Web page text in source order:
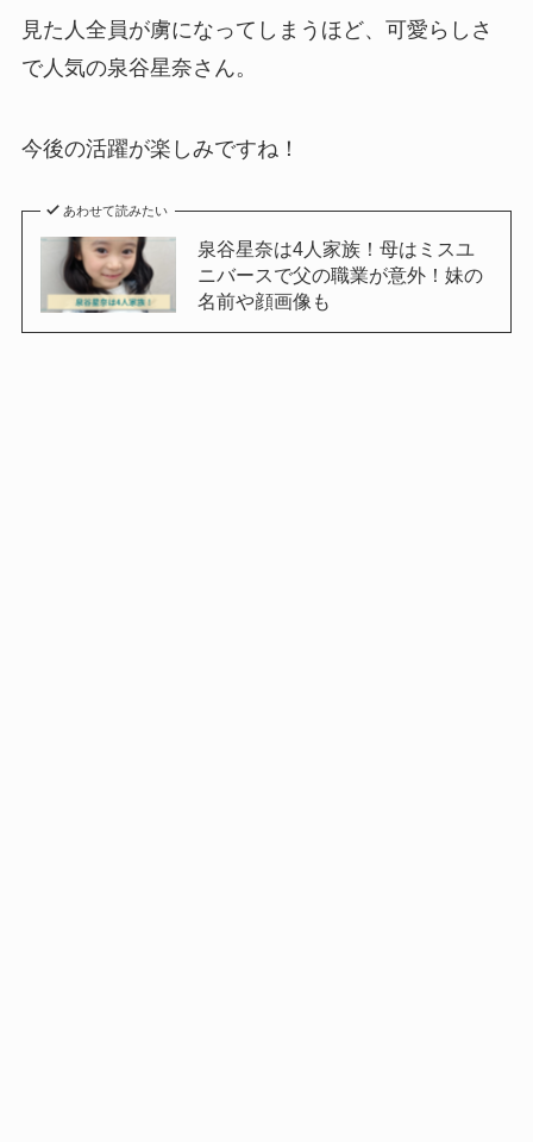
見た人全員が虜になってしまうほど、可愛らしさ
で人気の泉谷星奈さん。
今後の活躍が楽しみですね！
あわせて読みたい
泉谷星奈は4人家族！母はミスユ
ニバースで父の職業が意外！妹の
名前や顔画像も